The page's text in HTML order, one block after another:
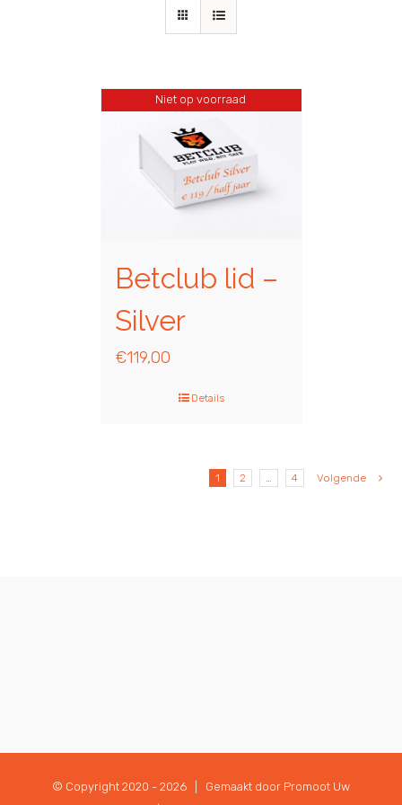
Niet op voorraad
Betclub lid –
Silver
€119,00
Details
1 2 … 4 Volgende
© Copyright 2020 - 2026 | Gemaakt door Promoot Uw